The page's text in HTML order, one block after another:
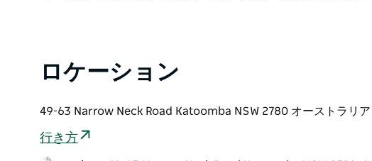
チ、ゆっくりと燃焼する薪の暖炉。
たキッチンが備わっています。
階下のランパスルームには大型スマートテレビ、二段ベッド、
適です。
ロケーション
49-63 Narrow Neck Road Katoomba NSW 2780 オーストラリア
行き方